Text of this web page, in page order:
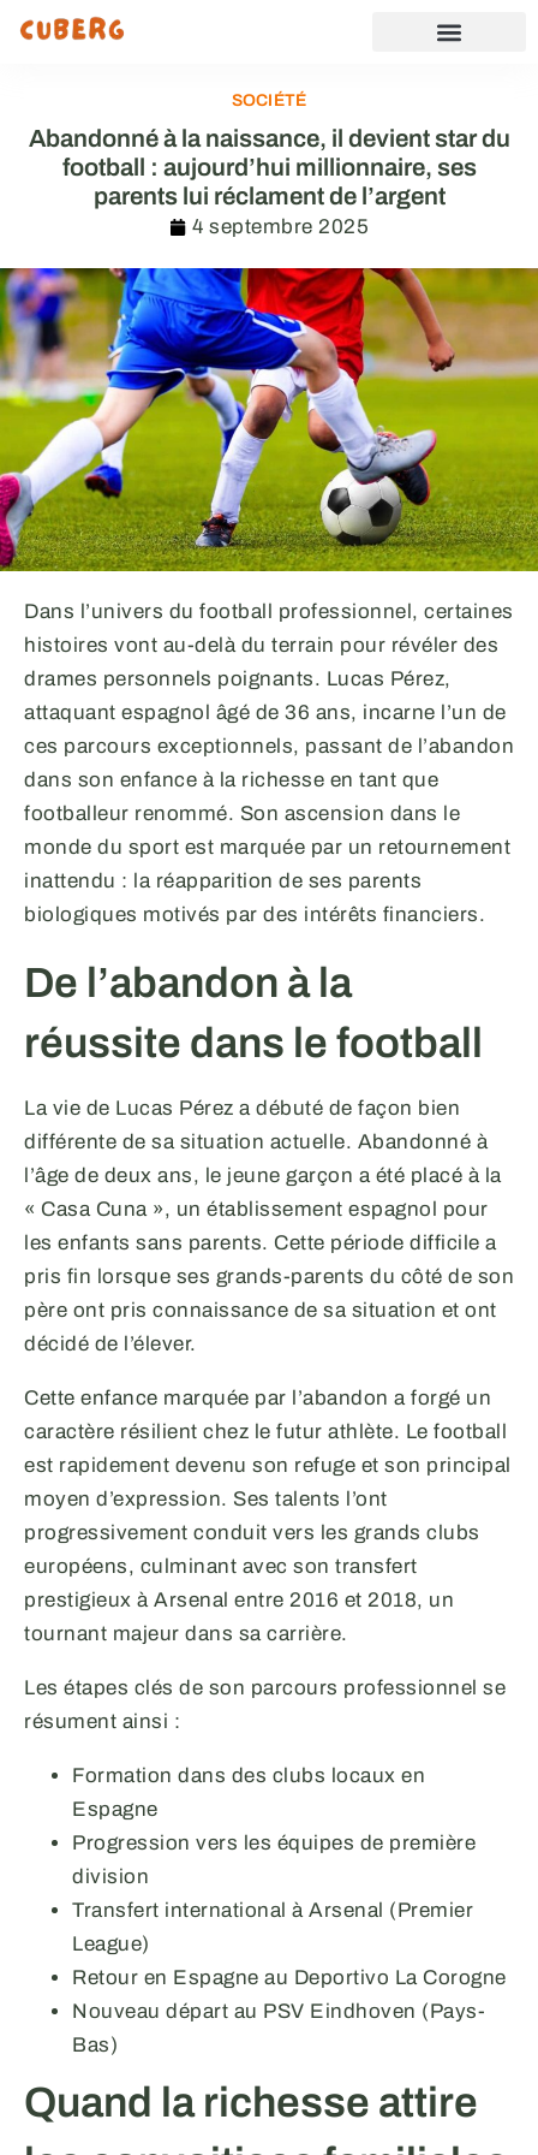
SOCIÉTÉ
Abandonné à la naissance, il devient star du
football : aujourd’hui millionnaire, ses
parents lui réclament de l’argent
4 septembre 2025
Dans l’univers du football professionnel, certaines
histoires vont au-delà du terrain pour révéler des
drames personnels poignants. Lucas Pérez,
attaquant espagnol âgé de 36 ans, incarne l’un de
ces parcours exceptionnels, passant de l’abandon
dans son enfance à la richesse en tant que
footballeur renommé. Son ascension dans le
monde du sport est marquée par un retournement
inattendu : la réapparition de ses parents
biologiques motivés par des intérêts financiers.
De l’abandon à la
réussite dans le football
La vie de Lucas Pérez a débuté de façon bien
différente de sa situation actuelle. Abandonné à
l’âge de deux ans, le jeune garçon a été placé à la
« Casa Cuna », un établissement espagnol pour
les enfants sans parents. Cette période difficile a
pris fin lorsque ses grands-parents du côté de son
père ont pris connaissance de sa situation et ont
décidé de l’élever.
Cette enfance marquée par l’abandon a forgé un
caractère résilient chez le futur athlète. Le football
est rapidement devenu son refuge et son principal
moyen d’expression. Ses talents l’ont
progressivement conduit vers les grands clubs
européens, culminant avec son transfert
prestigieux à Arsenal entre 2016 et 2018, un
tournant majeur dans sa carrière.
Les étapes clés de son parcours professionnel se
résument ainsi :
Formation dans des clubs locaux en
Espagne
Progression vers les équipes de première
division
Transfert international à Arsenal (Premier
League)
Retour en Espagne au Deportivo La Corogne
Nouveau départ au PSV Eindhoven (Pays-
Bas)
Quand la richesse attire